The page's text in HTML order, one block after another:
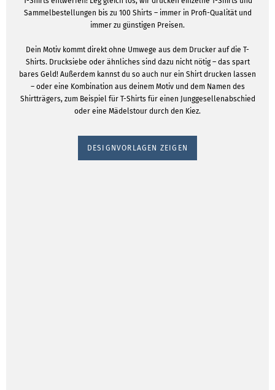
Sammelbestellungen bis zu 100 Shirts – immer in Profi-Qualität und
immer zu günstigen Preisen.
Dein Motiv kommt direkt ohne Umwege aus dem Drucker auf die T-
Shirts. Drucksiebe oder ähnliches sind dazu nicht nötig – das spart
bares Geld! Außerdem kannst du so auch nur ein Shirt drucken lassen
– oder eine Kombination aus deinem Motiv und dem Namen des
Shirtträgers, zum Beispiel für T-Shirts für einen Junggesellenabschied
oder eine Mädelstour durch den Kiez.
DESIGNVORLAGEN ZEIGEN